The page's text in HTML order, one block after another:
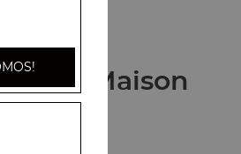
Pains Maison